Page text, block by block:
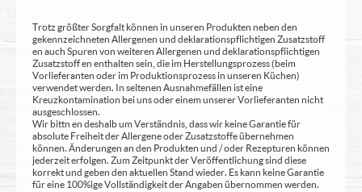
Trotz größter Sorgfalt können in unseren Produkten neben den
gekennzeichneten Allergenen und deklarationspflichtigen Zusatzstoff
en auch Spuren von weiteren Allergenen und deklarationspflichtigen
Zusatzstoff en enthalten sein, die im Herstellungsprozess (beim
Vorlieferanten oder im Produktionsprozess in unseren Küchen)
verwendet werden. In seltenen Ausnahmefällen ist eine
Kreuzkontamination bei uns oder einem unserer Vorlieferanten nicht
ausgeschlossen.
Wir bittn en deshalb um Verständnis, dass wir keine Garantie für
absolute Freiheit der Allergene oder Zusatzstoffe übernehmen
können. Änderungen an den Produkten und / oder Rezepturen können
jederzeit erfolgen. Zum Zeitpunkt der Veröffentlichung sind diese
korrekt und geben den aktuellen Stand wieder. Es kann keine Garantie
für eine 100%ige Vollständigkeit der Angaben übernommen werden.